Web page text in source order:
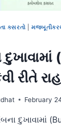
કસરતો
રીતે
February
દુખાવામાં